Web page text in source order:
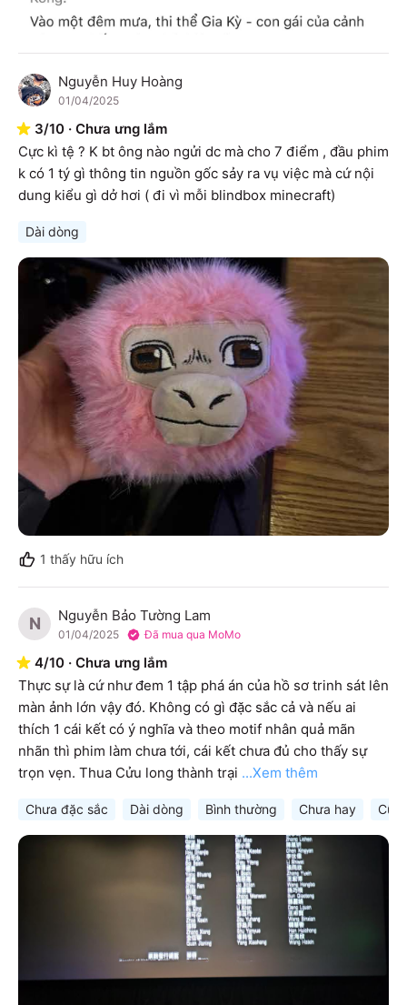
N Nguyễn Huy Hoàng
01/04/2025
3/10 · Chưa ưng lắm
Cực kì tệ ? K bt ông nào ngửi dc mà cho 7 điểm , đầu phim
k có 1 tý gì thông tin nguồn gốc sảy ra vụ việc mà cứ nội
dung kiểu gì dở hơi ( đi vì mỗi blindbox minecraft)
Dài dòng
1 thấy hữu ích
N Nguyễn Bảo Tường Lam
01/04/2025 Đã mua qua MoMo
4/10 · Chưa ưng lắm
Thực sự là cứ như đem 1 tập phá án của hồ sơ trinh sát lên
màn ảnh lớn vậy đó. Không có gì đặc sắc cả và nếu ai
thích 1 cái kết có ý nghĩa và theo motif nhân quả mãn
nhãn thì phim làm chưa tới, cái kết chưa đủ cho thấy sự
trọn vẹn. Thua Cửu long thành trại ...Xem thêm
Chưa đặc sắc Dài dòng Bình thường Chưa hay